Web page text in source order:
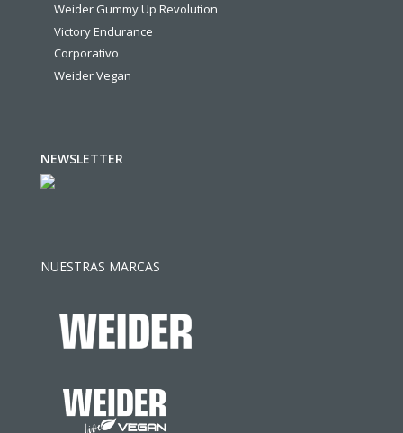
Weider Gummy Up Revolution
Victory Endurance
Corporativo
Weider Vegan
NEWSLETTER
NUESTRAS MARCAS